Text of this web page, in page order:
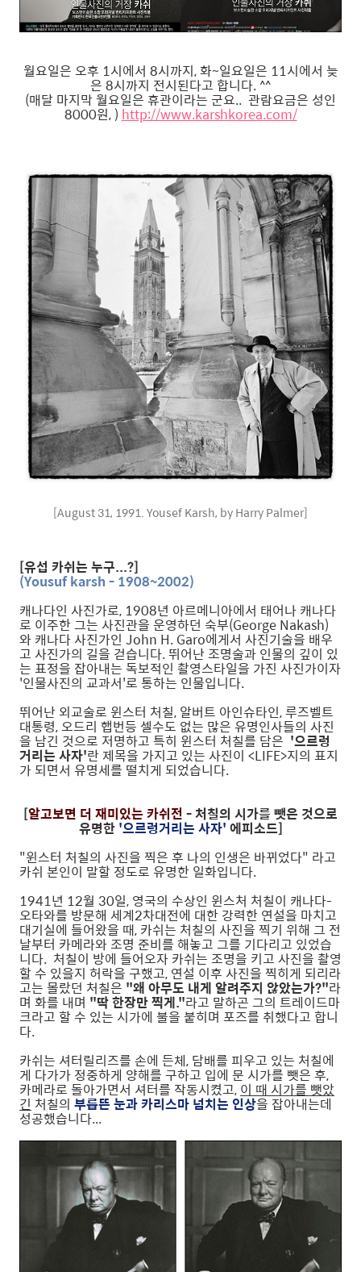
월요일은 오후 1시에서 8시까지, 화~일요일은 11시에서 늦
은 8시까지 전시된다고 합니다. ^^
(매달 마지막 월요일은 휴관이라는 군요.. 관람요금은 성인
8000원, ) http://www.karshkorea.com/
[August 31, 1991. Yousef Karsh, by Harry Palmer]
[유섭 카쉬는 누구...?]
(Yousuf karsh - 1908~2002)
캐나다인 사진가로, 1908년 아르메니아에서 태어나 캐나다
로 이주한 그는 사진관을 운영하던 숙부(George Nakash)
와 캐나다 사진가인 John H. Garo에게서 사진기술을 배우
고 사진가의 길을 걷습니다. 뛰어난 조명술과 인물의 깊이 있
는 표정을 잡아내는 독보적인 촬영스타일을 가진 사진가이자
'인물사진의 교과서'로 통하는 인물입니다.
뛰어난 외교술로 윈스터 처칠, 알버트 아인슈타인, 루즈벨트
대통령, 오드리 햅번등 셀수도 없는 많은 유명인사들의 사진
을 남긴 것으로 저명하고 특히 윈스터 처칠를 담은 '으르렁
거리는 사자'란 제목을 가지고 있는 사진이 <LIFE>지의 표지
가 되면서 유명세를 떨치게 되었습니다.
[알고보면 더 재미있는 카쉬전 - 처칠의 시가를 뺏은 것으로
유명한 '으르렁거리는 사자' 에피소드]
"윈스터 처칠의 사진을 찍은 후 나의 인생은 바뀌었다" 라고
카쉬 본인이 말할 정도로 유명한 일화입니다.
1941년 12월 30일, 영국의 수상인 윈스처 처칠이 캐나다-
오타와를 방문해 세계2차대전에 대한 강력한 연설을 마치고
대기실에 들어왔을 때, 카쉬는 처칠의 사진을 찍기 위해 그 전
날부터 카메라와 조명 준비를 해놓고 그를 기다리고 있었습
니다. 처칠이 방에 들어오자 카쉬는 조명을 키고 사진을 촬영
할 수 있을지 허락을 구했고, 연설 이후 사진을 찍히게 되리라
고는 몰랐던 처칠은 "왜 아무도 내게 알려주지 않았는가?"라
며 화를 내며 "딱 한장만 찍게."라고 말하곤 그의 트레이드마
크라고 할 수 있는 시가에 불을 붙히며 포즈를 취했다고 합니
다.
카쉬는 셔터릴리즈를 손에 든체, 담배를 피우고 있는 처칠에
게 다가가 정중하게 양해를 구하고 입에 문 시가를 뺏은 후,
카메라로 돌아가면서 셔터를 작동시켰고, 이 때 시가를 뺏았
긴 처칠의 부릅뜬 눈과 카리스마 넘치는 인상을 잡아내는데
성공했습니다...